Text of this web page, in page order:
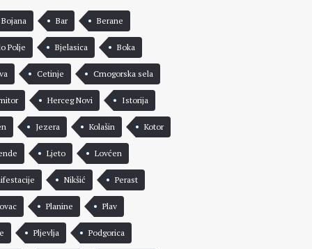
Bar Berane
Polje Bjelasica Boka
Cetinje Crnogorska sela
Herceg Novi Istorija
Jezera Kolašin Kotor
Ljeto Lovćen
Nikšić Perast
Planine Plav
Pljevlja Podgorica